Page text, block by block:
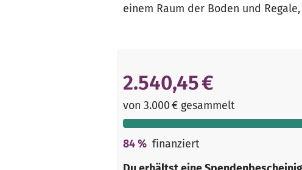
einem Raum der Boden und
2.540,45 €
von 3.000 € gesammelt
84% finanziert